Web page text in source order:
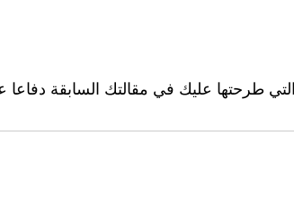
طرحتها عليك في مقالتك السابقة دفاعا